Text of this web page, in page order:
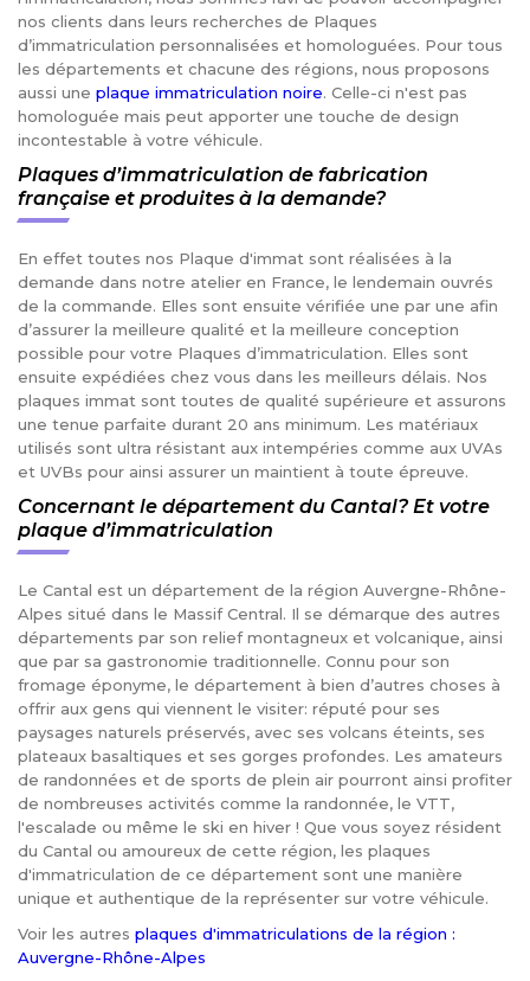
nos clients dans leurs recherches de Plaques
d’immatriculation personnalisées et homologuées. Pour tous
les départements et chacune des régions, nous proposons
aussi une plaque immatriculation noire. Celle-ci n'est pas
homologuée mais peut apporter une touche de design
incontestable à votre véhicule.
Plaques d’immatriculation de fabrication
française et produites à la demande?
En effet toutes nos Plaque d'immat sont réalisées à la
demande dans notre atelier en France, le lendemain ouvrés
de la commande. Elles sont ensuite vérifiée une par une afin
d’assurer la meilleure qualité et la meilleure conception
possible pour votre Plaques d’immatriculation. Elles sont
ensuite expédiées chez vous dans les meilleurs délais. Nos
plaques immat sont toutes de qualité supérieure et assurons
une tenue parfaite durant 20 ans minimum. Les matériaux
utilisés sont ultra résistant aux intempéries comme aux UVAs
et UVBs pour ainsi assurer un maintient à toute épreuve.
Concernant le département du Cantal? Et votre
plaque d’immatriculation
Le Cantal est un département de la région Auvergne-Rhône-
Alpes situé dans le Massif Central. Il se démarque des autres
départements par son relief montagneux et volcanique, ainsi
que par sa gastronomie traditionnelle. Connu pour son
fromage éponyme, le département à bien d’autres choses à
offrir aux gens qui viennent le visiter: réputé pour ses
paysages naturels préservés, avec ses volcans éteints, ses
plateaux basaltiques et ses gorges profondes. Les amateurs
de randonnées et de sports de plein air pourront ainsi profiter
de nombreuses activités comme la randonnée, le VTT,
l'escalade ou même le ski en hiver ! Que vous soyez résident
du Cantal ou amoureux de cette région, les plaques
d'immatriculation de ce département sont une manière
unique et authentique de la représenter sur votre véhicule.
Voir les autres plaques d'immatriculations de la région :
Auvergne-Rhône-Alpes